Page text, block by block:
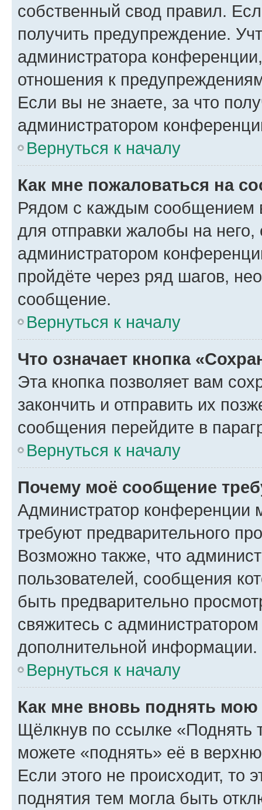
собственный свод правил.
получить предупреждение.
администратора
отношения к
Если вы не знаете, за что
администратором
Вернуться к началу
Как мне пожаловаться на
Рядом с каждым сообщением
для отправки жалобы на
администратором
пройдёте через ряд шагов,
сообщение.
Вернуться к началу
Что означает кнопка
Эта кнопка позволяет вам
закончить и отправить их
сообщения перейдите в
Вернуться к началу
Почему моё сообщение
Администратор конференции
требуют предварительного
Возможно также, что
пользователей, сообщения
быть предварительно
свяжитесь с
дополнительной информации.
Вернуться к началу
Как мне вновь поднять мою
Щёлкнув по ссылке «Поднять
можете «поднять» её в
Если этого не происходит, то
поднятия тем могла быть